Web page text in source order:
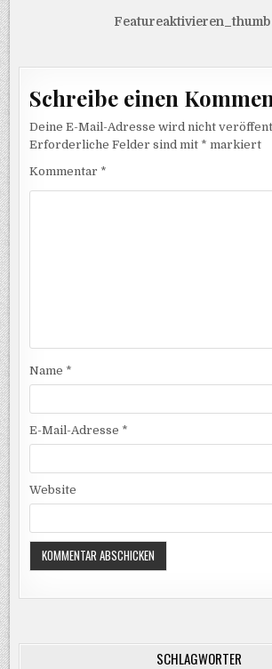
Beitragsnavigation
Schreibe einen
Deine E-Mail-Adresse wird nicht
Erforderliche Felder sind mit * markiert
Kommentar *
Name *
E-Mail-Adresse *
Website
SCHLAGWÖRTER